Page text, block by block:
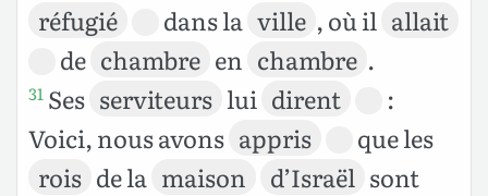
réfugié
dans la ville , où il allait
de chambre en chambre .
31 Ses serviteurs lui dirent
:
Voici, nous avons appris
que les
rois de la maison d’Israël sont